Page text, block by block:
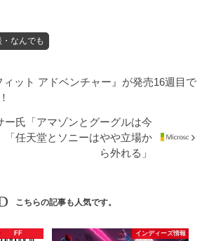
・なんでも
ィット アドベンチャー』が発売16週目で
ー氏「アマゾンとグーグルは今
「任天堂とソニーはやや立場か
ら外れる」
こちらの記事も人気です。
FF インディーズ情報